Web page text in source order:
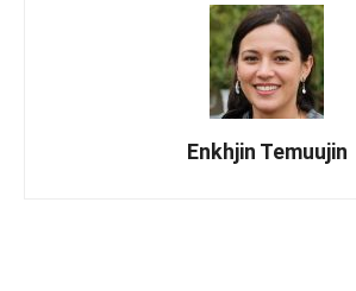
Enkhjin Temuujin